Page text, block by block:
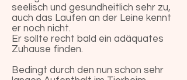
seelisch und gesundheitlich sehr zu,
auch das Laufen an der Leine kennt
er noch nicht.
Er sollte recht bald ein adäquates
Zuhause finden.
Bedingt durch den nun schon sehr